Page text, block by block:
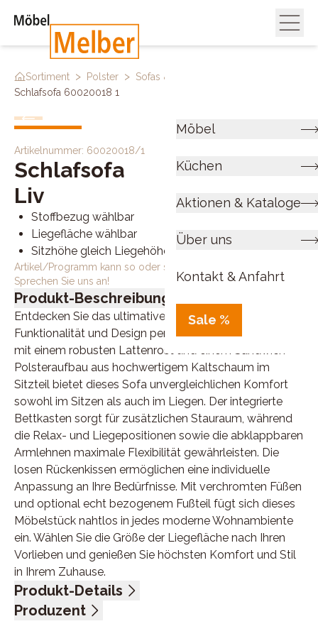
Möbel
Küchen
Aktionen & Kataloge
Über uns
Kontakt & Anfahrt
Sale %
Sortiment > Polster > Sofas & Couches
Schlafsofa 60020018 1
Artikelnummer: 60020018/1
Schlafsofa
Liv
Stoffbezug wählbar
Liegefläche wählbar
Sitzhöhe gleich Liegehöhe
Artikel/Programm kann so oder so ähnlich bestellt werden.
Sprechen Sie uns an!
Produkt-Beschreibung
Entdecken Sie das ultimative Schlafsofa, das
Funktionalität und Design perfekt vereint. Ausgestattet
mit einem robusten Lattenrost und einem Sandwich-
Polsteraufbau aus hochwertigem Kaltschaum im
Sitzteil bietet dieses Sofa unvergleichlichen Komfort
sowohl im Sitzen als auch im Liegen. Der integrierte
Bettkasten sorgt für zusätzlichen Stauraum, während
die Relax- und Liegepositionen sowie die abklappbaren
Armlehnen maximale Flexibilität gewährleisten. Die
losen Rückenkissen ermöglichen eine individuelle
Anpassung an Ihre Bedürfnisse. Mit verchromten Füßen
und optional echt bezogenem Fußteil fügt sich dieses
Möbelstück nahtlos in jedes moderne Wohnambiente
ein. Wählen Sie die Größe der Liegefläche nach Ihren
Vorlieben und genießen Sie höchsten Komfort und Stil
in Ihrem Zuhause.
Produkt-Details
Flachgewebe, 100% Polyester, Farbe rot, Lattenrost
Produzent